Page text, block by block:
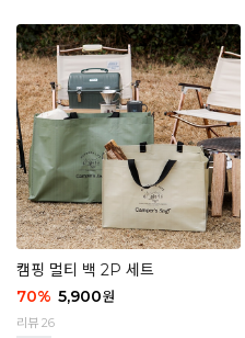
캠핑 멀티 백 2P 세트
70% 5,900원
리뷰 26